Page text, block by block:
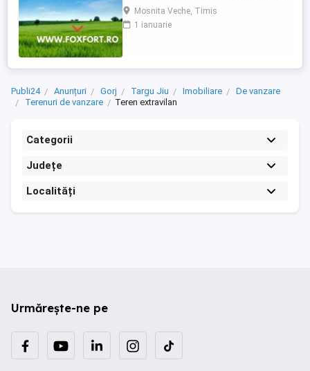
de vanzare in Mosnita Veche, avand o
suprafata de 18.600 mp. Terenul este
situat chiar la marginea padurii Bistra.
Se accepta ca si modalitate ...
Mosnita Veche, Timis
1 ianuarie
Publi24 Anunțuri Gorj Targu Jiu Imobiliare
De vanzare
Terenuri de vanzare
Teren extravilan
Categorii
Județe
Localități
Urmărește-ne pe